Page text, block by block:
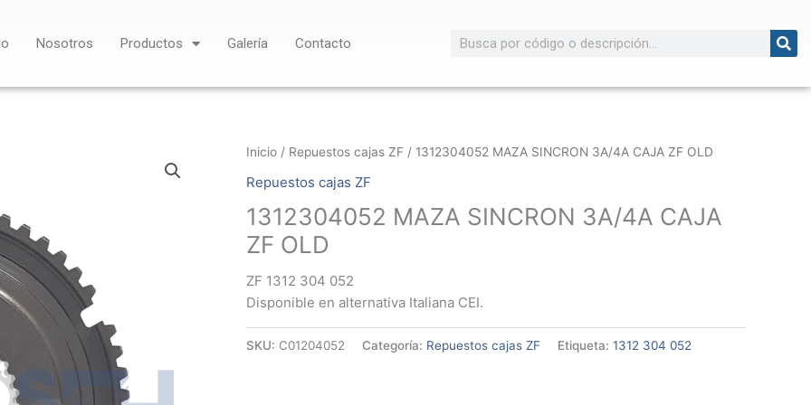
Nosotros Productos Galería Contacto Buscar
Inicio / Repuestos cajas ZF / 1312304052 MAZA SINCRON 3A/4A CAJA ZF OLD
Repuestos cajas ZF
1312304052 MAZA SINCRON 3A/4A CAJA
ZF OLD
ZF 1312 304 052
Disponible en alternativa Italiana CEI.
SKU: C01204052 Categoría: Repuestos cajas ZF Etiqueta: 1312 304 052